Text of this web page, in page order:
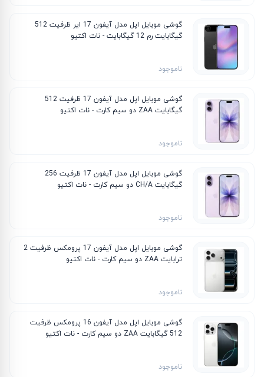
گوشی موبایل اپل مدل آیفون 17 ایر ظرفیت 512
گیگابایت رم 12 گیگابایت - نات اکتیو
ناموجود
گوشی موبایل اپل مدل آیفون 17 ظرفیت 512
گیگابایت ZAA دو سیم کارت - نات اکتیو
ناموجود
گوشی موبایل اپل مدل آیفون 17 ظرفیت 256
گیگابایت CH/A دو سیم کارت - نات اکتیو
ناموجود
گوشی موبایل اپل مدل آیفون 17 پرومکس ظرفیت 2
ترابایت ZAA دو سیم کارت - نات اکتیو
ناموجود
گوشی موبایل اپل مدل آیفون 16 پرومکس ظرفیت
512 گیگابایت ZAA دو سیم‌ کارت - نات اکتیو
ناموجود